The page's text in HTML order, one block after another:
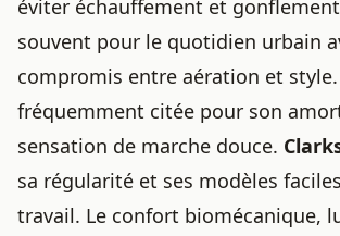
éviter échauffement et
souvent pour le quotidien urbain
compromis entre aération et style.
fréquemment citée pour son
sensation de marche douce.
sa régularité et ses modèles
travail. Le confort biomécanique,